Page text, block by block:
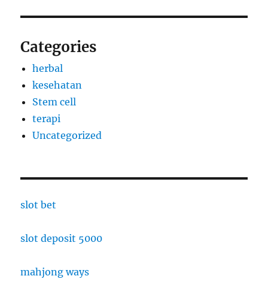
Categories
herbal
kesehatan
Stem cell
terapi
Uncategorized
slot bet
slot deposit 5000
mahjong ways